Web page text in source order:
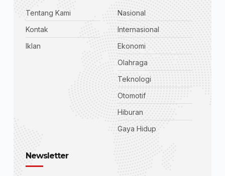
Tentang Kami
Kontak
Iklan
Nasional
Internasional
Ekonomi
Olahraga
Teknologi
Otomotif
Hiburan
Gaya Hidup
Newsletter